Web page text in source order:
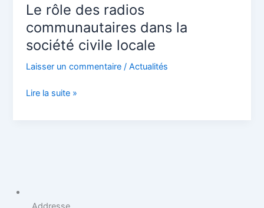
Le rôle des radios
communautaires dans la
société civile locale
Laisser un commentaire /Actualités
des
radios
communautaires
dans
la
civile
Lire la suite »